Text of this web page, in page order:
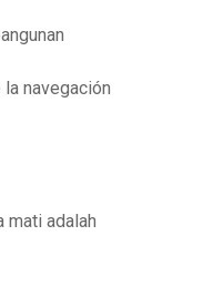
navegación
mati adalah